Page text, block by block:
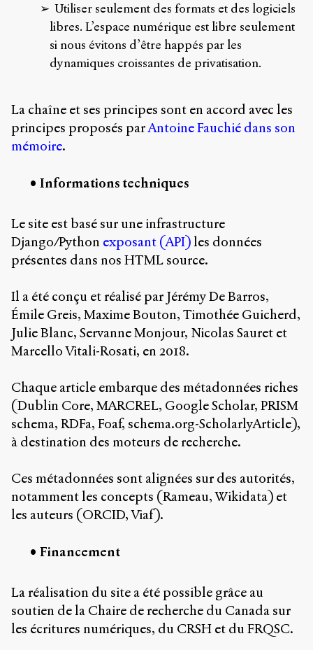
Utiliser seulement des formats et des logiciels
libres. L’espace numérique est libre seulement
si nous évitons d’être happés par les
dynamiques croissantes de privatisation.
La chaîne et ses principes sont en accord avec les
principes proposés parAntoine Fauchié dans son
mémoire.
Informations techniques
Le site est basé sur une infrastructure
Django/Python exposant (API) les données
présentes dans nos HTML source.
Il a été conçu et réalisé par Jérémy De Barros,
Émile Greis, Maxime Bouton, Timothée Guicherd,
Julie Blanc, Servanne Monjour, Nicolas Sauret et
Marcello Vitali-Rosati, en 2018.
Chaque article embarque des métadonnées riches
(Dublin Core, MARCREL, Google Scholar, PRISM
schema, RDFa, Foaf, schema.org-ScholarlyArticle),
à destination des moteurs de recherche.
Ces métadonnées sont alignées sur des autorités,
notamment les concepts (Rameau, Wikidata) et
les auteurs (ORCID, Viaf).
Financement
La réalisation du site a été possible grâce au
soutien de la Chaire de recherche du Canada sur
les écritures numériques, du CRSH et du FRQSC.